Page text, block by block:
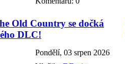
Old Country se dočká
DLC!
Pondělí, 03 srpen 2026